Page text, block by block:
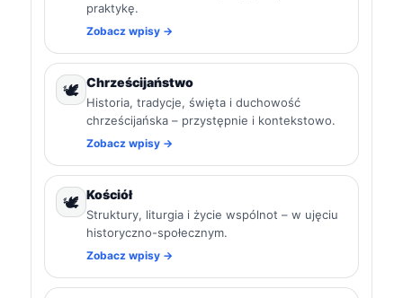
praktykę.
Zobacz wpisy →
🕊️ Chrześcijaństwo
Historia, tradycje, święta i duchowość
chrześcijańska – przystępnie i kontekstowo.
Zobacz wpisy →
🕊️ Kościół
Struktury, liturgia i życie wspólnot – w ujęciu
historyczno-społecznym.
Zobacz wpisy →